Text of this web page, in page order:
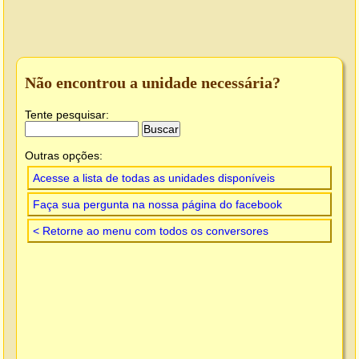
Não encontrou a unidade necessária?
Tente pesquisar:
Outras opções:
Acesse a lista de todas as unidades disponíveis
Faça sua pergunta na nossa página do facebook
< Retorne ao menu com todos os conversores